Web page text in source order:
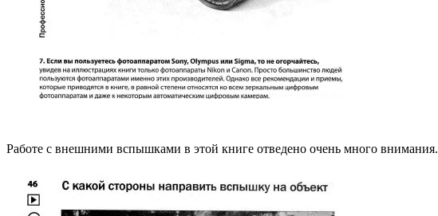
Работе с внешними вспышками в этой книге отведено очень много внимания.